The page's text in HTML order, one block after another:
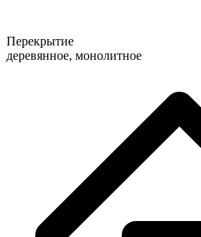
Перекрытие
деревянное, монолитное